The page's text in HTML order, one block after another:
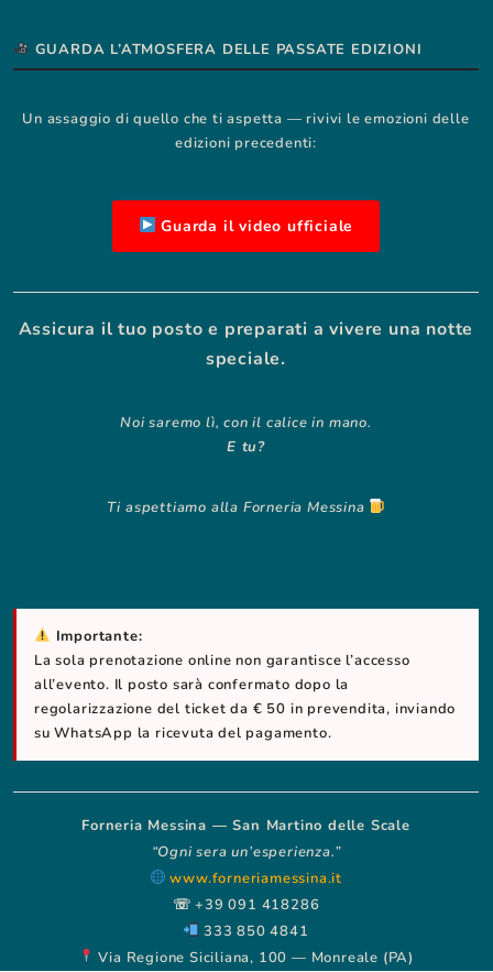
GUARDA L’ATMOSFERA DELLE PASSATE EDIZIONI
Un assaggio di quello che ti aspetta — rivivi le emozioni delle
edizioni precedenti:
Guarda il video ufficiale
Assicura il tuo posto e preparati a vivere una notte
speciale.
Noi saremo lì, con il calice in mano.
E tu?
Ti aspettiamo alla Forneria Messina
Importante:
La sola prenotazione online non garantisce l’accesso
all’evento. Il posto sarà confermato dopo la
regolarizzazione del ticket da € 50 in prevendita, inviando
su WhatsApp la ricevuta del pagamento.
Forneria Messina — San Martino delle Scale
“Ogni sera un’esperienza.”
www.forneriamessina.it
☏ +39 091 418286
333 850 4841
Via Regione Siciliana, 100 — Monreale (PA)